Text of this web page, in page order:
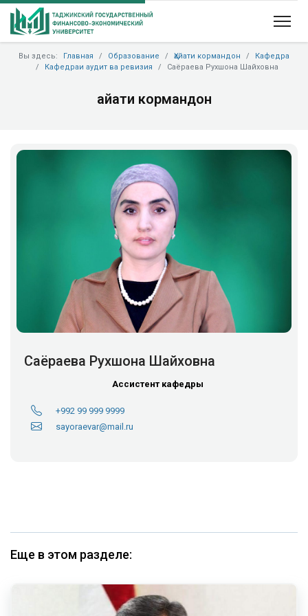
Вы здесь: Главная Образование Ҳайати кормандон
Кафедра
Кафедраи аудит ва ревизия
Саёраева Рухшона Шайховна
Ҳайати кормандон
Саёраева Рухшона Шайховна
Ассистент кафедры
+992 99 999 9999
sayoraevar@mail.ru
Еще в этом разделе: